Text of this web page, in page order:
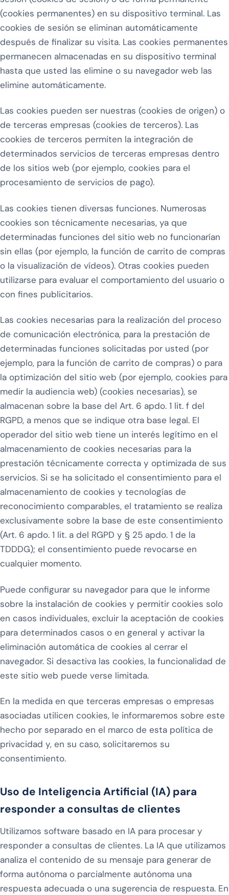
(cookies permanentes) en su dispositivo terminal. Las
cookies de sesión se eliminan automáticamente
después de finalizar su visita. Las cookies permanentes
permanecen almacenadas en su dispositivo terminal
hasta que usted las elimine o su navegador web las
elimine automáticamente.
Las cookies pueden ser nuestras (cookies de origen) o
de terceras empresas (cookies de terceros). Las
cookies de terceros permiten la integración de
determinados servicios de terceras empresas dentro
de los sitios web (por ejemplo, cookies para el
procesamiento de servicios de pago).
Las cookies tienen diversas funciones. Numerosas
cookies son técnicamente necesarias, ya que
determinadas funciones del sitio web no funcionarían
sin ellas (por ejemplo, la función de carrito de compras
o la visualización de vídeos). Otras cookies pueden
utilizarse para evaluar el comportamiento del usuario o
con fines publicitarios.
Las cookies necesarias para la realización del proceso
de comunicación electrónica, para la prestación de
determinadas funciones solicitadas por usted (por
ejemplo, para la función de carrito de compras) o para
la optimización del sitio web (por ejemplo, cookies para
medir la audiencia web) (cookies necesarias), se
almacenan sobre la base del Art. 6 apdo. 1 lit. f del
RGPD, a menos que se indique otra base legal. El
operador del sitio web tiene un interés legítimo en el
almacenamiento de cookies necesarias para la
prestación técnicamente correcta y optimizada de sus
servicios. Si se ha solicitado el consentimiento para el
almacenamiento de cookies y tecnologías de
reconocimiento comparables, el tratamiento se realiza
exclusivamente sobre la base de este consentimiento
(Art. 6 apdo. 1 lit. a del RGPD y § 25 apdo. 1 de la
TDDDG); el consentimiento puede revocarse en
cualquier momento.
Puede configurar su navegador para que le informe
sobre la instalación de cookies y permitir cookies solo
en casos individuales, excluir la aceptación de cookies
para determinados casos o en general y activar la
eliminación automática de cookies al cerrar el
navegador. Si desactiva las cookies, la funcionalidad de
este sitio web puede verse limitada.
En la medida en que terceras empresas o empresas
asociadas utilicen cookies, le informaremos sobre este
hecho por separado en el marco de esta política de
privacidad y, en su caso, solicitaremos su
consentimiento.
Uso de Inteligencia Artificial (IA) para
responder a consultas de clientes
Utilizamos software basado en IA para procesar y
responder a consultas de clientes. La IA que utilizamos
analiza el contenido de su mensaje para generar de
forma autónoma o parcialmente autónoma una
respuesta adecuada o una sugerencia de respuesta. En